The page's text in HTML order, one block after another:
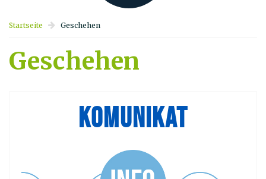
Startseite Geschehen
Geschehen
KOMUNIKAT